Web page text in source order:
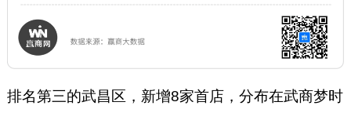
排名第三的武昌区，新增8家首店，分布在武商梦时